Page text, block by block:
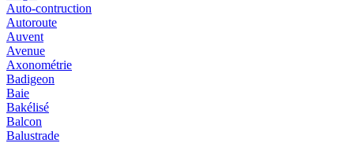
Auto-contruction
Autoroute
Auvent
Avenue
Axonométrie
Badigeon
Baie
Bakélisé
Balcon
Balustrade